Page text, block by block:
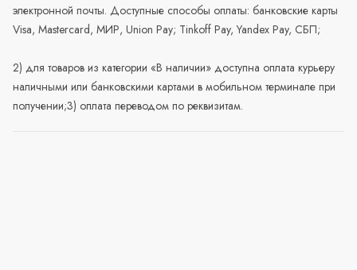
электронной почты. Доступные способы оплаты: банковские карты
Visa, Mastercard, МИР, Union Pay; Tinkoff Pay, Yandex Pay, СБП;
2) для товаров из категории «В наличии» доступна оплата курьеру
наличными или банковскими картами в мобильном терминале при
получении;3) оплата переводом по реквизитам.